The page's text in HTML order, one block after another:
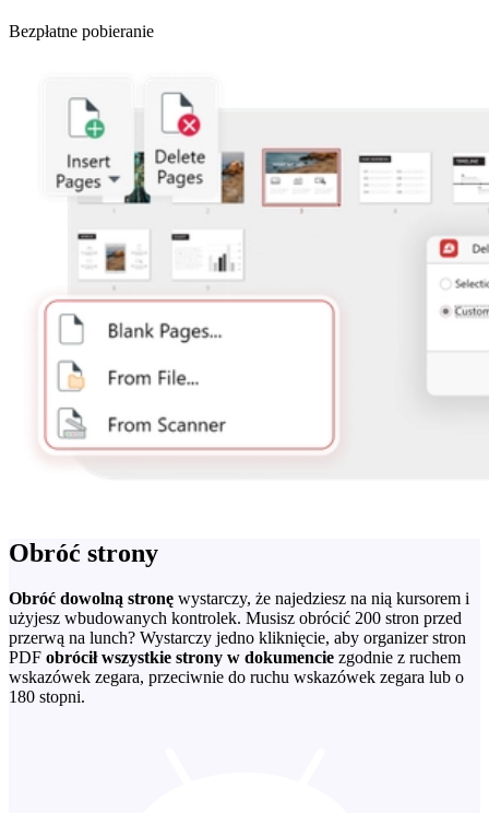
Bezpłatne pobieranie
Obróć strony
Obróć dowolną stronę wystarczy, że najedziesz na nią kursorem i
użyjesz wbudowanych kontrolek. Musisz obrócić 200 stron przed
przerwą na lunch? Wystarczy jedno kliknięcie, aby organizer stron
PDF obrócił wszystkie strony w dokumencie zgodnie z ruchem
wskazówek zegara, przeciwnie do ruchu wskazówek zegara lub o
180 stopni.